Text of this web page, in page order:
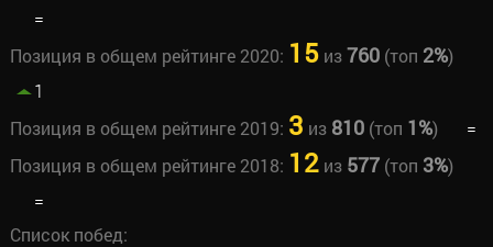
=
Позиция в общем рейтинге 2020: 15из760(топ 2%)
1
Позиция в общем рейтинге 2019: 3 из 810(топ 1%)
=
Позиция в общем рейтинге 2018: 12из 577(топ 3%)
=
Список побед: